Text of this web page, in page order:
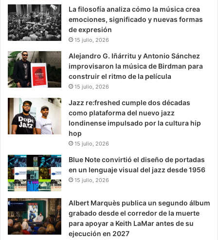
La filosofía analiza cómo la música crea
emociones, significado y nuevas formas
de expresión
15 julio, 2026
Alejandro G. Iñárritu y Antonio Sánchez
improvisaron la música de Birdman para
construir el ritmo de la película
15 julio, 2026
Jazz re:freshed cumple dos décadas
como plataforma del nuevo jazz
londinense impulsado por la cultura hip
hop
15 julio, 2026
Blue Note convirtió el diseño de portadas
en un lenguaje visual del jazz desde 1956
15 julio, 2026
Albert Marquès publica un segundo álbum
grabado desde el corredor de la muerte
para apoyar a Keith LaMar antes de su
ejecución en 2027